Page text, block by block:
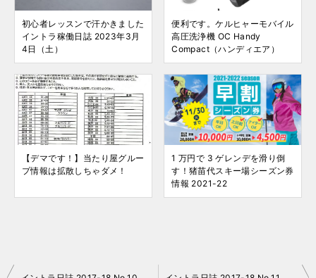
初心者レッスンで汗かきました
イントラ稼働日誌 2023年3月
4日（土）
便利です。ケルヒャーモバイル
高圧洗浄機 OC Handy
Compact（ハンディエア）
【デマです！】当たり屋グルー
プ情報は拡散しちゃダメ！
1 万円で 3 ゲレンデを滑り倒
す！猪苗代スキー場シーズン券
情報 2021-22